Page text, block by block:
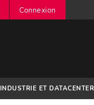
Connexion
INDUSTRIE ET DATACENTER